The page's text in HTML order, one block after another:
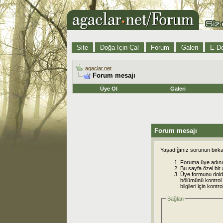
Site Doğa İçin Çal Forum Galeri E-
agaclar.net
Forum mesajı
Üye Ol Galeri
Forum mesajı
Yaşadığınız sorunun
Foruma üye
Bu sayfa özel bir
Üye formunu
bölümünü kontrol
bilgileri için
Bağlan